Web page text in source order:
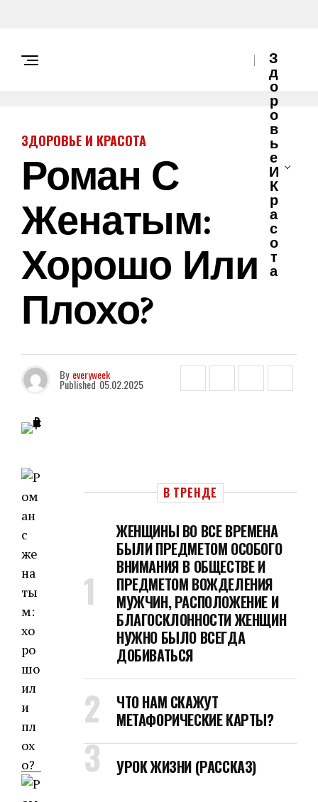
З
Д
О
Р
О
В
Ь
Е
И
К
Р
А
С
О
Т
А
ЗДОРОВЬЕ И КРАСОТА
Роман С
Женатым:
Хорошо Или
Плохо?
By everyweek
Published 05.02.2025
В ТРЕНДЕ
ЖЕНЩИНЫ ВО ВСЕ ВРЕМЕНА
БЫЛИ ПРЕДМЕТОМ ОСОБОГО
ВНИМАНИЯ В ОБЩЕСТВЕ И
ПРЕДМЕТОМ ВОЖДЕЛЕНИЯ
МУЖЧИН, РАСПОЛОЖЕНИЕ И
БЛАГОСКЛОННОСТИ ЖЕНЩИН
НУЖНО БЫЛО ВСЕГДА
ДОБИВАТЬСЯ
ЧТО НАМ СКАЖУТ
МЕТАФОРИЧЕСКИЕ КАРТЫ?
УРОК ЖИЗНИ (РАССКАЗ)